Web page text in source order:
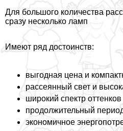
Для большого количества
сразу несколько ламп
Имеют ряд достоинств:
выгодная цена и
рассеянный свет и
широкий спектр
продолжительный
экономичное